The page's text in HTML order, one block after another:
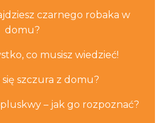
czarnego robaka w
domu?
co musisz wiedzieć!
szczura z domu?
– jak go rozpoznać?